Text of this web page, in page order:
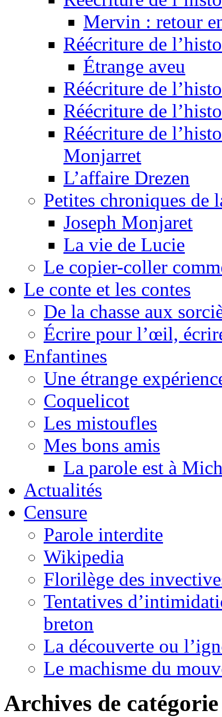
Mervin : retour
Réécriture de
Étrange aveu
Réécriture de
Réécriture de
Réécriture de
Monjarret
L’affaire Drezen
Petites chroniques de
Joseph Monjaret
La vie de Lucie
Le copier-coller
Le conte et les contes
De la chasse aux
Écrire pour l’œil,
Enfantines
Une étrange
Coquelicot
Les mistoufles
Mes bons amis
La parole est à
Actualités
Censure
Parole interdite
Wikipedia
Florilège des
Tentatives
breton
La découverte ou
Le machisme du
Archives de